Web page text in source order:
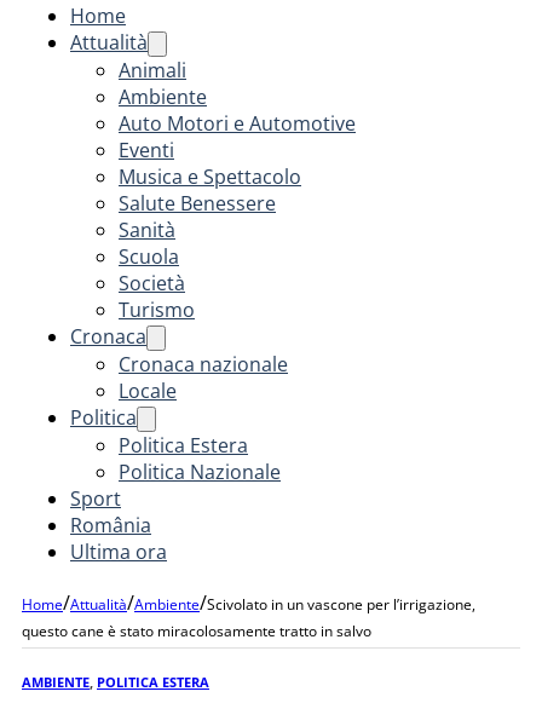
Home
Attualità
Animali
Ambiente
Auto Motori e Automotive
Eventi
Musica e Spettacolo
Salute Benessere
Sanità
Scuola
Società
Turismo
Cronaca
Cronaca nazionale
Locale
Politica
Politica Estera
Politica Nazionale
Sport
România
Ultima ora
Home/Attualità/Ambiente/Scivolato in un vascone per l’irrigazione,
questo cane è stato miracolosamente tratto in salvo
AMBIENTE POLITICA ESTERA